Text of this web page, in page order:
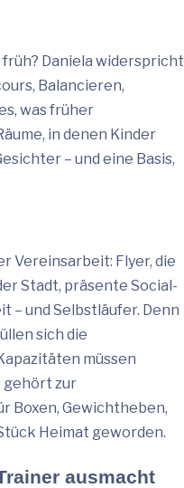
Daniela widerspricht
Balancieren,
was früher
in denen Kinder
– und eine Basis,
Vereinsarbeit: Flyer, die
Stadt, präsente Social-
– und Selbstläufer. Denn
sich die
müssen
gehört zur
Boxen, Gewichtheben,
Heimat geworden.
ausmacht